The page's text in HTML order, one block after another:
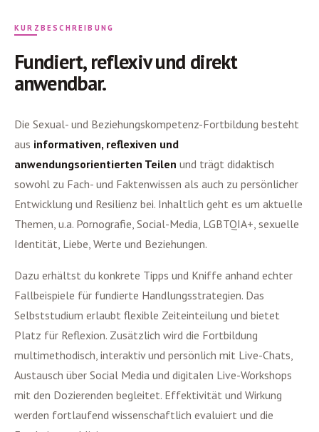
KURZBESCHREIBUNG
Fundiert, reflexiv und direkt
anwendbar.
Die Sexual- und Beziehungskompetenz-Fortbildung besteht
aus informativen, reflexiven und
anwendungsorientierten Teilen und trägt didaktisch
sowohl zu Fach- und Faktenwissen als auch zu persönlicher
Entwicklung und Resilienz bei. Inhaltlich geht es um aktuelle
Themen, u.a. Pornografie, Social-Media, LGBTQIA+, sexuelle
Identität, Liebe, Werte und Beziehungen.
Dazu erhältst du konkrete Tipps und Kniffe anhand echter
Fallbeispiele für fundierte Handlungsstrategien. Das
Selbststudium erlaubt flexible Zeiteinteilung und bietet
Platz für Reflexion. Zusätzlich wird die Fortbildung
multimethodisch, interaktiv und persönlich mit Live-Chats,
Austausch über Social Media und digitalen Live-Workshops
mit den Dozierenden begleitet. Effektivität und Wirkung
werden fortlaufend wissenschaftlich evaluiert und die